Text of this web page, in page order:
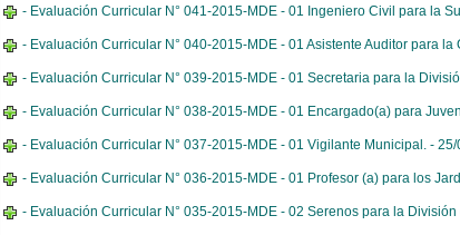
- Evaluación Curricular N° 041-2015-MDE - 01 Ingeniero Civil para la
- Evaluación Curricular N° 040-2015-MDE - 01 Asistente Auditor para
- Evaluación Curricular N° 039-2015-MDE - 01 Secretaria para la
- Evaluación Curricular N° 038-2015-MDE - 01 Encargado(a) para
- Evaluación Curricular N° 037-2015-MDE - 01 Vigilante Municipal. -
- Evaluación Curricular N° 036-2015-MDE - 01 Profesor (a) para los
- Evaluación Curricular N° 035-2015-MDE - 02 Serenos para la